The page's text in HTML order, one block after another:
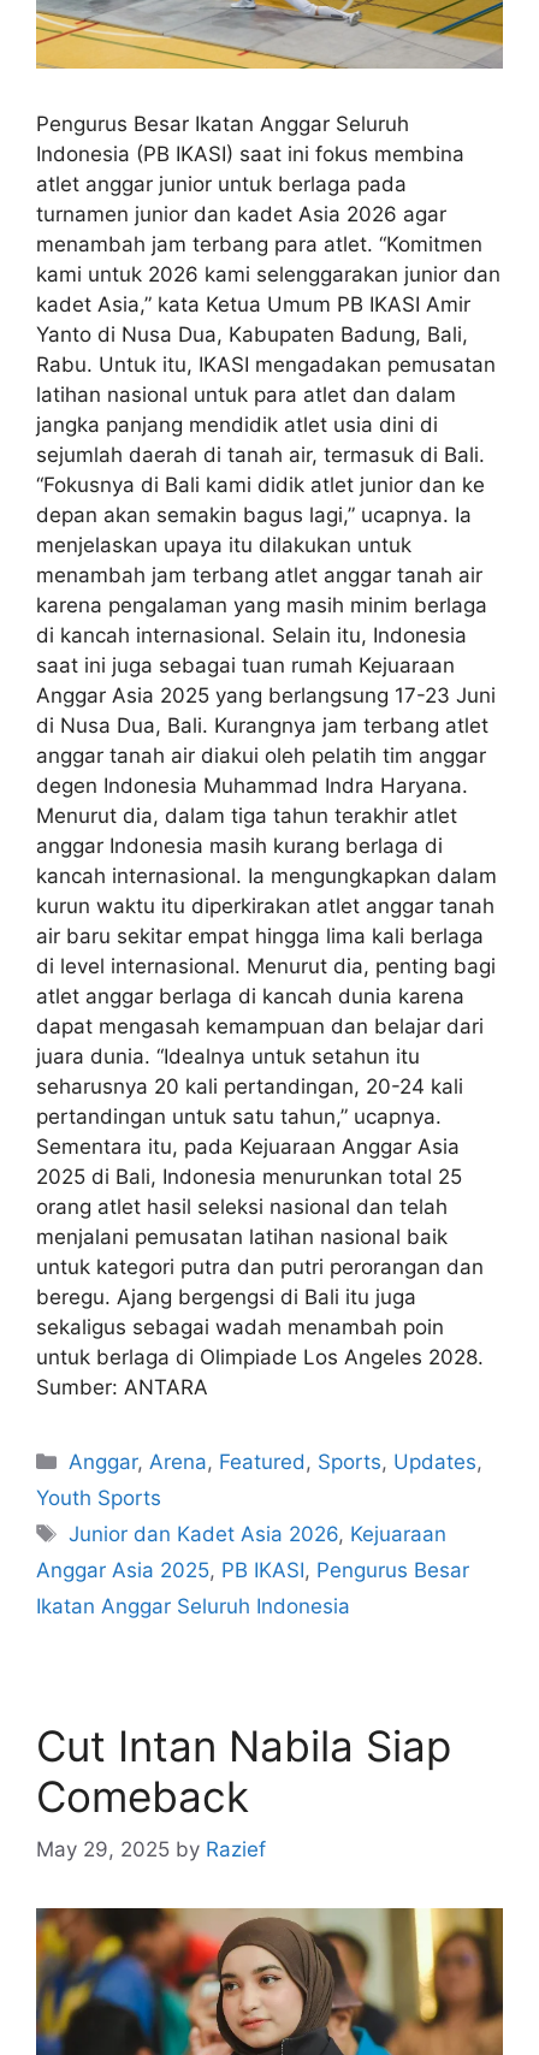
Pengurus Besar Ikatan Anggar Seluruh
Indonesia (PB IKASI) saat ini fokus membina
atlet anggar junior untuk berlaga pada
turnamen junior dan kadet Asia 2026 agar
menambah jam terbang para atlet. “Komitmen
kami untuk 2026 kami selenggarakan junior dan
kadet Asia,” kata Ketua Umum PB IKASI Amir
Yanto di Nusa Dua, Kabupaten Badung, Bali,
Rabu. Untuk itu, IKASI mengadakan pemusatan
latihan nasional untuk para atlet dan dalam
jangka panjang mendidik atlet usia dini di
sejumlah daerah di tanah air, termasuk di Bali.
“Fokusnya di Bali kami didik atlet junior dan ke
depan akan semakin bagus lagi,” ucapnya. Ia
menjelaskan upaya itu dilakukan untuk
menambah jam terbang atlet anggar tanah air
karena pengalaman yang masih minim berlaga
di kancah internasional. Selain itu, Indonesia
saat ini juga sebagai tuan rumah Kejuaraan
Anggar Asia 2025 yang berlangsung 17-23 Juni
di Nusa Dua, Bali. Kurangnya jam terbang atlet
anggar tanah air diakui oleh pelatih tim anggar
degen Indonesia Muhammad Indra Haryana.
Menurut dia, dalam tiga tahun terakhir atlet
anggar Indonesia masih kurang berlaga di
kancah internasional. Ia mengungkapkan dalam
kurun waktu itu diperkirakan atlet anggar tanah
air baru sekitar empat hingga lima kali berlaga
di level internasional. Menurut dia, penting bagi
atlet anggar berlaga di kancah dunia karena
dapat mengasah kemampuan dan belajar dari
juara dunia. “Idealnya untuk setahun itu
seharusnya 20 kali pertandingan, 20-24 kali
pertandingan untuk satu tahun,” ucapnya.
Sementara itu, pada Kejuaraan Anggar Asia
2025 di Bali, Indonesia menurunkan total 25
orang atlet hasil seleksi nasional dan telah
menjalani pemusatan latihan nasional baik
untuk kategori putra dan putri perorangan dan
beregu. Ajang bergengsi di Bali itu juga
sekaligus sebagai wadah menambah poin
untuk berlaga di Olimpiade Los Angeles 2028.
Sumber: ANTARA
Anggar, Arena, Featured , Sports, Updates,
Youth Sports
Junior dan Kadet Asia 2026, Kejuaraan
Anggar Asia 2025, PB IKASI, Pengurus Besar
Ikatan Anggar Seluruh Indonesia
Cut Intan Nabila Siap
Comeback
May 29, 2025 by Razief